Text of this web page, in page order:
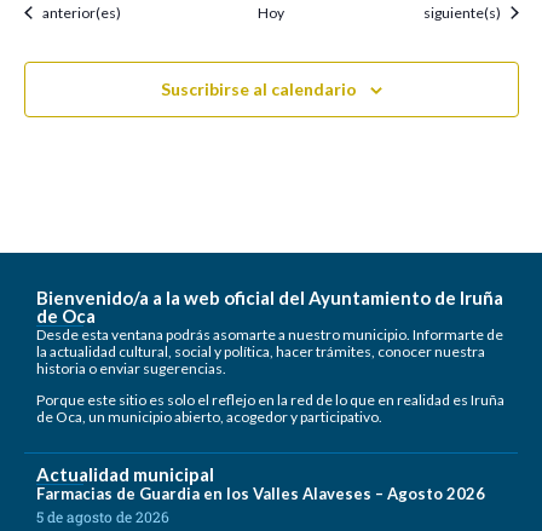
Eventos
anterior(es) Hoy Eventos
siguiente(s)
Suscribirse al calendario
Bienvenido/a a la web oficial del Ayuntamiento de Iruña
de Oca
Desde esta ventana podrás asomarte a nuestro municipio. Informarte de
la actualidad cultural, social y política, hacer trámites, conocer nuestra
historia o enviar sugerencias.
Porque este sitio es solo el reflejo en la red de lo que en realidad es Iruña
de Oca, un municipio abierto, acogedor y participativo.
Actualidad municipal
Farmacias de Guardia en los Valles Alaveses – Agosto 2026
5 de agosto de 2026